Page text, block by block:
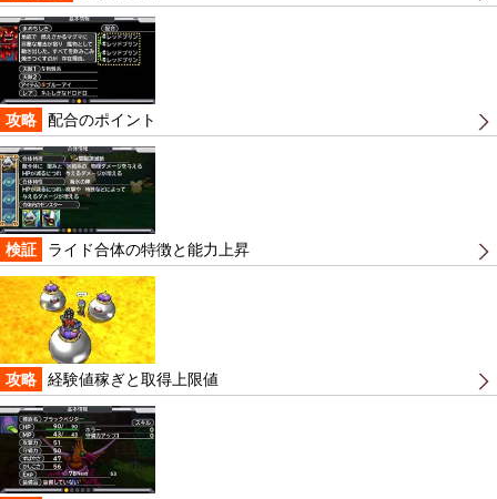
攻略 配合のポイント
検証 ライド合体の特徴と能力上昇
攻略 経験値稼ぎと取得上限値